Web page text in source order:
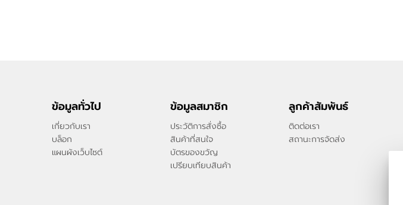
ข้อมูลทั่วไป
เกี่ยวกับเรา
บล็อก
แผนผังเว็บไซต์
ข้อมูลสมาชิก
ประวัติการสั่งซื้อ
สินค้าที่สนใจ
บัตรของขวัญ
เปรียบเทียบสินค้า
ลูกค้าสัมพันธ์
ติดต่อเรา
สถานะการจัดส่ง